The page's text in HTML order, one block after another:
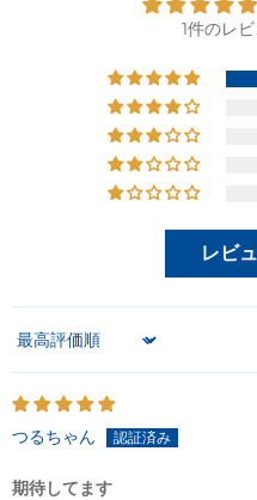
1件のレ
レビ
Sort by
つるちゃん
期待してます